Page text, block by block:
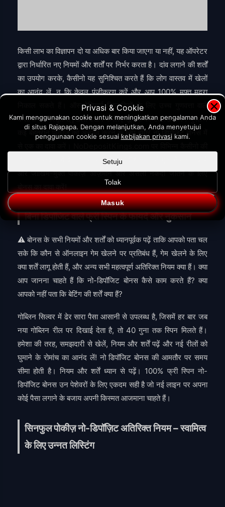
किसी लाभ का विज्ञापन दो या अधिक बार किया जाएगा या नहीं, यह ऑपरेटर
द्वारा निर्धारित नए नियमों और शर्तों पर निर्भर करता है। दांव लगाने की शर्तों
का उपयोग करके, कैसीनो यह सुनिश्चित करते हैं कि लोग वास्तव में खेलों
का आनंद लें, न कि केवल पंजीकरण करें और आप 100% मुफ्त मुद्रा
निकाल सकते हैं। ऑस्ट्रेलियाई खिलाड़ियों के लिए उच्च गुणवत्ता वाले
कैसीनो की विस्तृत श्रृंखला देखने के लिए सूचियों का उल्लेख करें। मुफ्त में
कई बेहतरीन पोकीज़ का अनुभव करने के लिए हमारे नो डिपॉजिट बोनस में
विस्तृत श्रृंखला देखें। हमारी सर्वश्रेष्ठ निर्देशिकाओं से एक कैसीनो खोजें
और जोखिम-मुक्त पोकीज़ आज़माने और असली नकदी जीतने के लिए
बोनस का दावा करें!
बिना डिपॉजिट वाले फ्री स्पिन के फायदे और नुकसान
⚠ बोनस के सभी नियमों और शर्तों को ध्यानपूर्वक पढ़ें ताकि आपको पता चल
सके कि कौन से ऑनलाइन गेम खेलने पर प्रतिबंध हैं, गेम खेलने के लिए
क्या शर्तें लागू होती हैं, और अन्य सभी महत्वपूर्ण अतिरिक्त नियम क्या हैं। क्या
आप जानना चाहते हैं कि नो-डिपॉजिट बोनस कैसे काम करते हैं? क्या
आपको नहीं पता कि बेटिंग की शर्तें क्या हैं?
गोब्लिन सिल्वर में ढेर सारा पैसा आसानी से उपलब्ध है, जिसमें हर बार जब
नया गोब्लिन रील पर दिखाई देता है, तो 40 गुना तक स्पिन मिलते हैं।
हमेशा की तरह, समझदारी से खेलें, नियम और शर्तें पढ़ें और नई रीलों को
घुमाने के रोमांच का आनंद लें! नो डिपॉजिट बोनस की आमतौर पर समय
सीमा होती है। नियम और शर्तें ध्यान से पढ़ें। 100% फ्री स्पिन नो-
डिपॉजिट बोनस उन पेशेवरों के लिए एकदम सही है जो नई लाइन पर अपना
कोई पैसा लगाने के बजाय अपनी किस्मत आजमाना चाहते हैं।
सिनफुल पोकीज़ नो-डिपॉज़िट अतिरिक्त नियम – स्वामित्व
के लिए उन्नत लिस्टिंग
×
Privasi & Cookie
Kami menggunakan cookie untuk meningkatkan pengalaman Anda
di situs Rajapapa. Dengan melanjutkan, Anda menyetujui
penggunaan cookie sesuai kebijakan privasikami.
Setuju
Tolak
Masuk